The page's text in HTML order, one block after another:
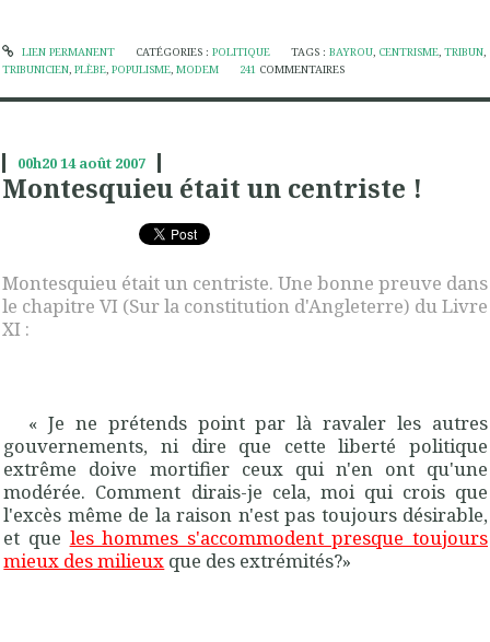
LIEN PERMANENT CATÉGORIES : POLITIQUE TAGS :BAYROU, CENTRISME,TRIBUN,
TRIBUNICIEN, PLÈBE, POPULISME, MODEM 241 COMMENTAIRES
00h2014 août 2007
Montesquieu était un centriste !
Montesquieu était un centriste. Une bonne preuve dans
le chapitre VI (Sur la constitution d'Angleterre) du Livre
XI :
« Je ne prétends point par là ravaler les autres
gouvernements, ni dire que cette liberté politique
extrême doive mortifier ceux qui n'en ont qu'une
modérée. Comment dirais-je cela, moi qui crois que
l'excès même de la raison n'est pas toujours désirable,
et que les hommes s'accommodent presque toujours
mieux des milieux que des extré­mités?»